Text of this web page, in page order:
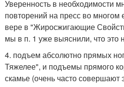
Уверенность в необходимости
повторений на пресс во
вере в "Жиросжигающие
мы в п. 1 уже выяснили, что это
4. подъем абсолютно прямых
Тяжелее", и подъемы прямого
скамье (очень часто совершают